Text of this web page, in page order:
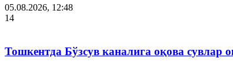
05.08.2026, 12:48
14
Тошкентда Бўзсув каналига оқова сувлар